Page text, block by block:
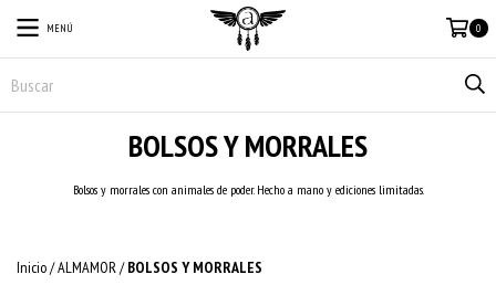
MENÚ 0
BOLSOS Y MORRALES
Bolsos y morrales con animales de poder. Hecho a mano y ediciones limitadas.
Inicio/ALMAMOR/ BOLSOS Y MORRALES